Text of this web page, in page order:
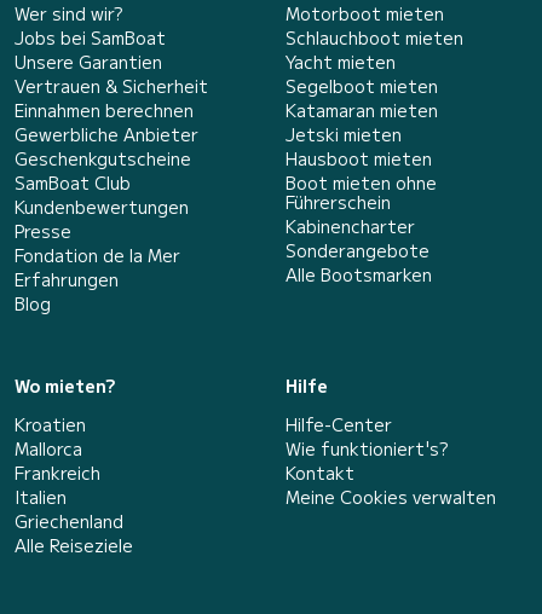
Wer sind wir?
Jobs bei SamBoat
Unsere Garantien
Vertrauen & Sicherheit
Einnahmen berechnen
Gewerbliche Anbieter
Geschenkgutscheine
SamBoat Club
Kundenbewertungen
Presse
Fondation de la Mer
Erfahrungen
Blog
Motorboot mieten
Schlauchboot mieten
Yacht mieten
Segelboot mieten
Katamaran mieten
Jetski mieten
Hausboot mieten
Boot mieten ohne
Führerschein
Kabinencharter
Sonderangebote
Alle Bootsmarken
Wo mieten?
Kroatien
Mallorca
Frankreich
Italien
Griechenland
Alle Reiseziele
Hilfe
Hilfe-Center
Wie funktioniert's?
Kontakt
Meine Cookies verwalten